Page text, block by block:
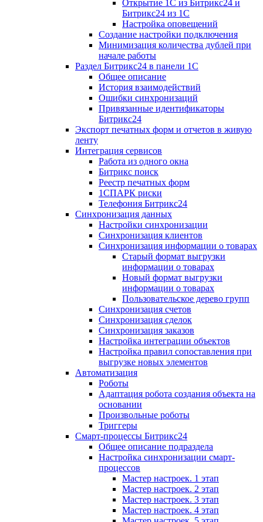
Открытие 1С из Битрикс24 и
Битрикс24 из 1С
Настройка оповещений
Создание настройки подключения
Минимизация количества дублей при
начале работы
Раздел Битрикс24 в панели 1С
Общее описание
История взаимодействий
Ошибки синхронизаций
Привязанные идентификаторы
Битрикс24
Экспорт печатных форм и отчетов в живую
ленту
Интеграция сервисов
Работа из одного окна
Битрикс поиск
Реестр печатных форм
1СПАРК риски
Телефония Битрикс24
Синхронизация данных
Настройки синхронизации
Синхронизация клиентов
Синхронизация информации о товарах
Старый формат выгрузки
информации о товарах
Новый формат выгрузки
информации о товарах
Пользовательское дерево групп
Синхронизация счетов
Синхронизация сделок
Синхронизация заказов
Настройка интеграции объектов
Настройка правил сопоставления при
выгрузке новых элементов
Автоматизация
Роботы
Адаптация робота создания объекта на
основании
Произвольные роботы
Триггеры
Смарт-процессы Битрикс24
Общее описание подраздела
Настройка синхронизации смарт-
процессов
Мастер настроек. 1 этап
Мастер настроек. 2 этап
Мастер настроек. 3 этап
Мастер настроек. 4 этап